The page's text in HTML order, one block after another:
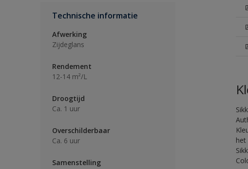
Technische informatie
Afwerking
Zijdeglans
Rendement
12-14 m²/L
Droogtijd
Ca. 1 uur
Overschilderbaar
Ca. 6 uur
Samenstelling
het